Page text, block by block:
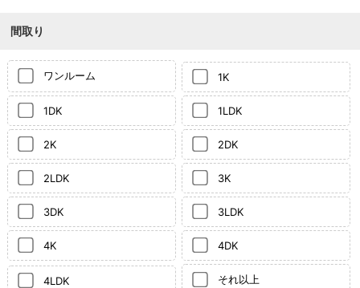
間取り
ワンルーム 1K
1DK 1LDK
2K 2DK
2LDK 3K
3DK 3LDK
4K 4DK
4LDK それ以上